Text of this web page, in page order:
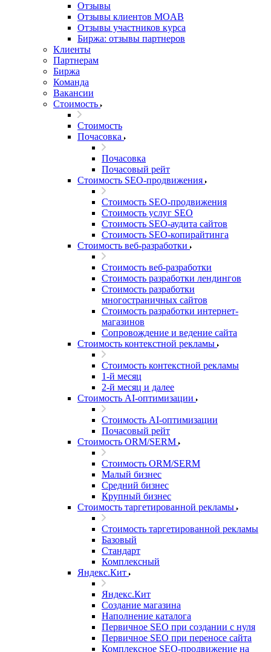
Отзывы
Отзывы клиентов MOAB
Отзывы участников курса
Биржа: отзывы партнеров
Клиенты
Партнерам
Биржа
Команда
Вакансии
Стоимость
Стоимость
Почасовка
Почасовка
Почасовый рейт
Стоимость SEO-продвижения
Стоимость SEO-продвижения
Стоимость услуг SEO
Стоимость SEO-аудита сайтов
Стоимость SEO-копирайтинга
Стоимость веб-разработки
Стоимость веб-разработки
Стоимость разработки лендингов
Стоимость разработки
многостраничных сайтов
Стоимость разработки интернет-
магазинов
Сопровождение и ведение сайта
Стоимость контекстной рекламы
Стоимость контекстной рекламы
1-й месяц
2-й месяц и далее
Стоимость AI-оптимизации
Стоимость AI-оптимизации
Почасовый рейт
Стоимость ORM/SERM
Стоимость ORM/SERM
Малый бизнес
Средний бизнес
Крупный бизнес
Стоимость таргетированной рекламы
Стоимость таргетированной рекламы
Базовый
Стандарт
Комплексный
Яндекс.Кит
Яндекс.Кит
Создание магазина
Наполнение каталога
Первичное SEO при создании с нуля
Первичное SEO при переносе сайта
Комплексное SEO-продвижение на